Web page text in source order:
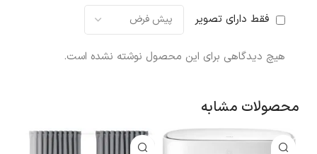
فقط دارای تصویر
هیچ دیدگاهی برای این محصول نوشته نشده است.
محصولات مشابه